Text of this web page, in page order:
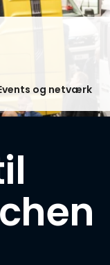
og netværk